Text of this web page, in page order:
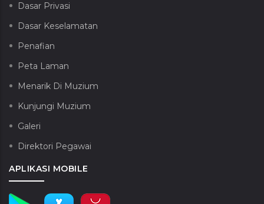
Dasar Privasi
Dasar Keselamatan
Penafian
Peta Laman
Menarik Di Muzium
Kunjungi Muzium
Galeri
Direktori Pegawai
APLIKASI MOBILE